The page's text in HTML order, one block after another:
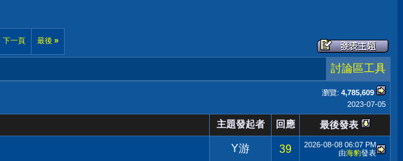
下一頁 最後 »
討論區工具
瀏覽: 4,785,609
2023-07-05
主題發起者 回應 最後發表
Y游 39 2026-08-08 06:07 PM
由海豹發表